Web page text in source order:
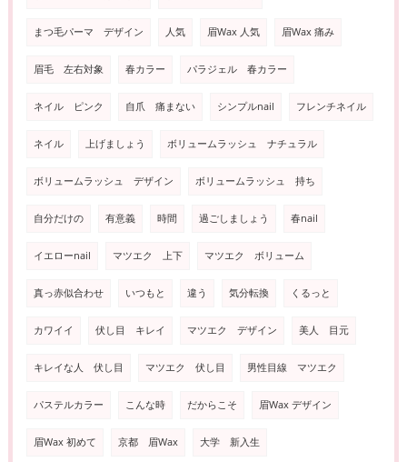
まつ毛パーマ デザイン 人気 眉Wax 人気 眉Wax 痛み
眉毛 左右対象 春カラー パラジェル 春カラー
ネイル ピンク 自爪 痛まない シンプルnail フレンチネイル
ネイル 上げましょう ボリュームラッシュ ナチュラル
ボリュームラッシュ デザイン ボリュームラッシュ 持ち
自分だけの 有意義 時間 過ごしましょう 春nail
イエローnail マツエク 上下 マツエク ボリューム
真っ赤似合わせ いつもと 違う 気分転換 くるっと
カワイイ 伏し目 キレイ マツエク デザイン 美人 目元
キレイな人 伏し目 マツエク 伏し目 男性目線 マツエク
パステルカラー こんな時 だからこそ 眉Wax デザイン
眉Wax 初めて 京都 眉Wax 大学 新入生